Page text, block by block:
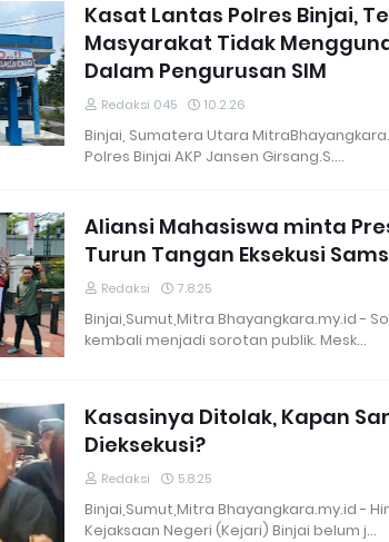
Kasat Lantas Polres Binjai,
Masyarakat Tidak
Dalam Pengurusan SIM
Redaksi 045 10.2.26
Binjai, Sumatera Utara
Polres Binjai AKP Jansen Girsang.S.…
Aliansi Mahasiswa minta
Turun Tangan Eksekusi
Redaksi 7.8.25
Binjai,Sumut,Mitra Bhayangkara.my.id -
kembali menjadi sorotan publik. Mesk…
Kasasinya Ditolak, Kapan
Dieksekusi?
Redaksi 5.8.25
Binjai,Sumut,Mitra Bhayangkara.my.id -
Kejaksaan Negeri (Kejari) Binjai belum j…